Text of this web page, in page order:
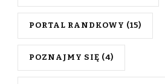
PORTAL RANDKOWY (15)
POZNAJMY SIĘ (4)